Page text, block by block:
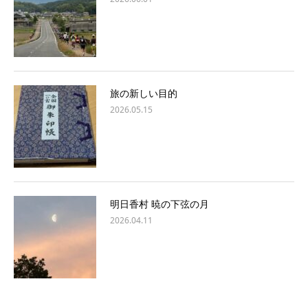
旅の新しい目的
2026.05.15
明日香村 暁の下弦の月
2026.04.11